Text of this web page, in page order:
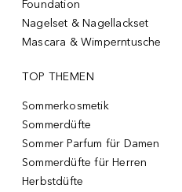
Foundation
Nagelset & Nagellackset
Mascara & Wimperntusche
TOP THEMEN
Sommerkosmetik
Sommerdüfte
Sommer Parfum für Damen
Sommerdüfte für Herren
Herbstdüfte